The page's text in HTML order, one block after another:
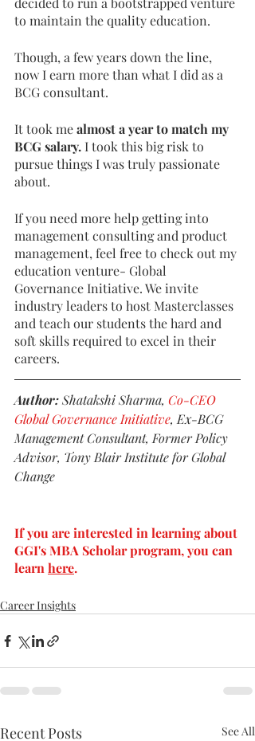
to maintain the quality education.
Though, a few years down the line,
now I earn more than what I did as a
BCG consultant.
It took me almost a year to match my
BCG salary. I took this big risk to
pursue things I was truly passionate
about.
If you need more help getting into
management consulting and product
management, feel free to check out my
education venture- Global
Governance Initiative. We invite
industry leaders to host Masterclasses
and teach our students the hard and
soft skills required to excel in their
careers.
Author: Shatakshi Sharma, Co-CEO
Global Governance Initiative, Ex-BCG
Management Consultant, Former Policy
Advisor, Tony Blair Institute for Global
Change
If you are interested in learning about
GGI's MBA Scholar program, you can
learn here.
Career Insights
Recent Posts See All